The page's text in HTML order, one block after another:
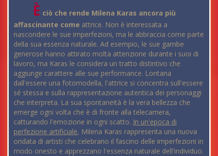
È ciò che rende Milena Karas ancora più
affascinante come attrice. Non è interessata a
nascondere le sue imperfezioni, ma le abbraccia come parte
della sua essenza naturale. Ad esempio, le sue gambe
generose hanno attirato molta attenzione durante i suoi di
lavoro, ma Karas le considera un tratto distintivo che
aggiunge carattere alle sue performance. Lontana
dall'essere una fotomodella, l'attrice si concentra sull'essere
sé stessa e sulla rappresentazione autentica dei personaggi
che interpreta. La sua spontaneità è la vera bellezza che
emerge ogni volta che è di fronte alla telecamera,
catturando l'emozione in ogni scatto. In un'epoca di
perfezione artificiale, Milena Karas rappresenta una nuova
ondata di artisti che celebrano il fascino delle imperfezioni in
modo onesto e apprezzano l'essenza naturale dell'individuo.